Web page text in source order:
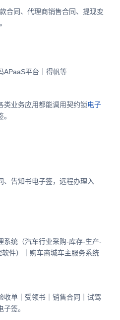
合同、代理商销售合同、提现变
APaaS平台｜得帆等
类业务应用都能调用契约锁电子
、告知书电子签，远程办理入
系统（汽车行业采购-库存-生产-
件）｜购车商城车主服务系统
收单｜受领书｜销售合同｜试驾
签。